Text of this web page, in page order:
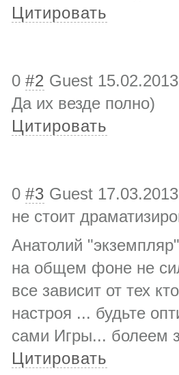
Цитировать
0 #2 Guest
Да их везде полно)
Цитировать
0 #3 Guest
не стоит
Анатолий
на общем фоне не
все зависит от тех
настроя ... будьте
сами Игры...
Цитировать